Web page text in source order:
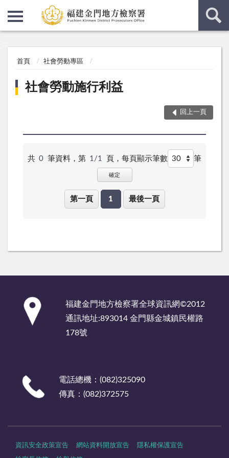
首頁 社會勞動專區
社會勞動施行利益
回上一頁
共 0 筆資料，第 1/1 頁， 每頁顯示筆數 筆
確定
第一頁 1 最後一頁
福建金門地方檢察署全球資訊網©2012
通訊地址:893014 金門縣金城鎮民權路
178號
電話總機：(082)325090
傳真：(082)372575
資訊安全政策宣告 網站資料開放宣告 隱私權保護宣告